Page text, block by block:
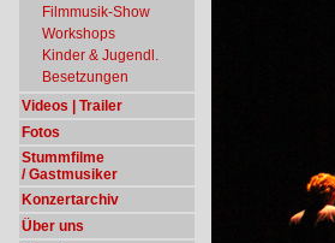
Filmmusik-Show
Workshops
Kinder & Jugendl.
Besetzungen
Videos | Trailer
Fotos
Stummfilme
/ Gastmusiker
Konzertarchiv
Über uns